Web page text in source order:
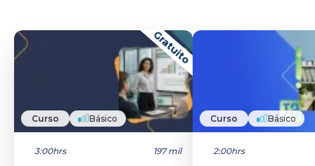
Gratuito
Curso Básico
3:00hrs 197 mil
Curso Básico
2:00hrs